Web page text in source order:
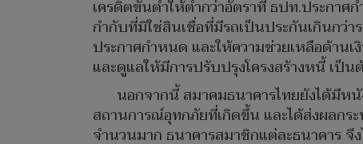
เครดิตขั้นต่ำให้ต่ำกว่าอัตราที่ ธปท.ประกา
กำกับที่มิใช่สินเชื่อที่มีรถเป็นประกันเกินกว่
ประกาศกำหนด และให้ความช่วยเหลือด้าน
และดูแลให้มีการปรับปรุงโครงสร้างหนี้ เป็น
นอกจากนี้ สมาคมธนาคารไทยยังได้มีห
สถานการณ์อุทกภัยที่เกิดขึ้น และได้ส่งผลกร
จำนวนมาก ธนาคารสมาชิกแต่ละธนาคาร จึ